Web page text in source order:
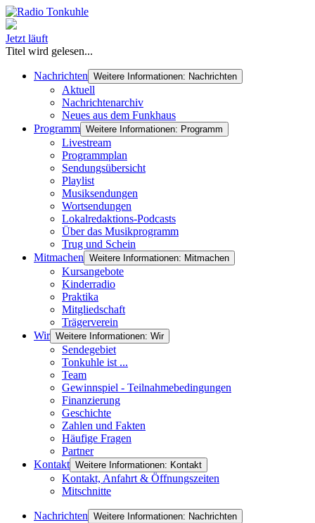
Jetzt läuft
Titel wird gelesen...
Nachrichten Weitere Informationen: Nachrichten
Aktuell
Nachrichtenarchiv
Neues aus dem Funkhaus
Programm Weitere Informationen: Programm
Livestream
Programmplan
Sendungsübersicht
Playlist
Musiksendungen
Wortsendungen
Lokalredaktions-Podcasts
Über das Musikprogramm
Trug und Schein
Mitmachen Weitere Informationen: Mitmachen
Kursangebote
Kinderradio
Praktika
Mitgliedschaft
Trägerverein
Wir Weitere Informationen: Wir
Sendegebiet
Tonkuhle ist ...
Team
Gewinnspiel - Teilnahmebedingungen
Finanzierung
Geschichte
Zahlen und Fakten
Häufige Fragen
Partner
Kontakt Weitere Informationen: Kontakt
Kontakt, Anfahrt & Öffnungszeiten
Mitschnitte
Nachrichten Weitere Informationen: Nachrichten